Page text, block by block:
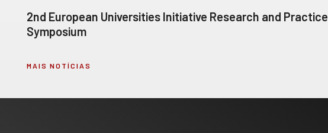
2nd European Universities Initiative Research and Practice
Symposium
MAIS NOTÍCIAS